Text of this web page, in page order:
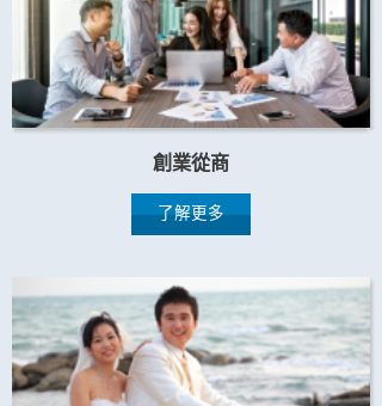
創業從商
了解更多